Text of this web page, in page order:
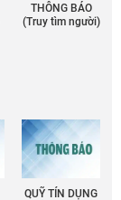
THÔNG BÁO
(Truy tìm người)
QUỸ TÍN DỤNG